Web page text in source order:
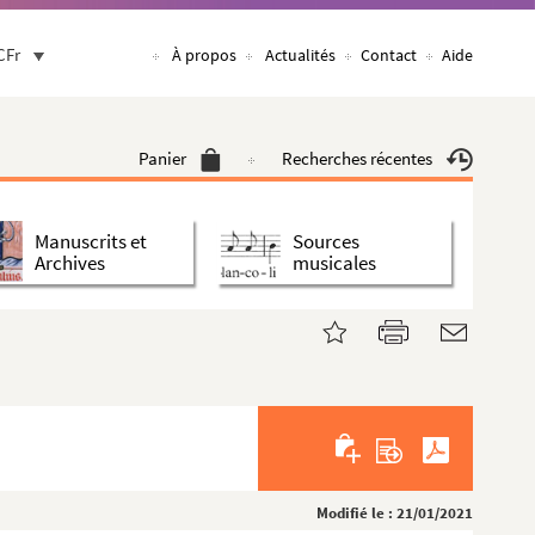
À propos Actualités Contact Aide
Panier Recherches récentes
Manuscrits et
Archives
Sources
musicales
Modifié le : 21/01/2021